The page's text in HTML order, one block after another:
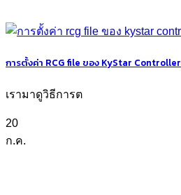
การตั้งค่า RCG file ของ KyStar Controller
เรามาดูวิธีการต
20
ก.ค.